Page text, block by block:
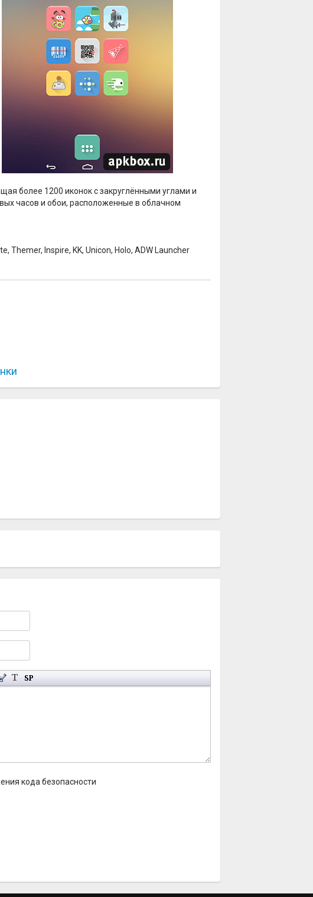
более 1200 иконок с закруглёнными углами и
часов и обои, расположенные в облачном
Themer, Inspire, KK, Unicon, Holo, ADW Launcher